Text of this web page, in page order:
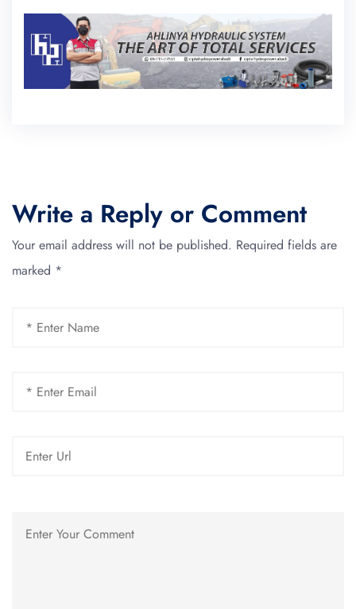
Write a Reply or Comment
Your email address will not be published. Required fields are
marked *